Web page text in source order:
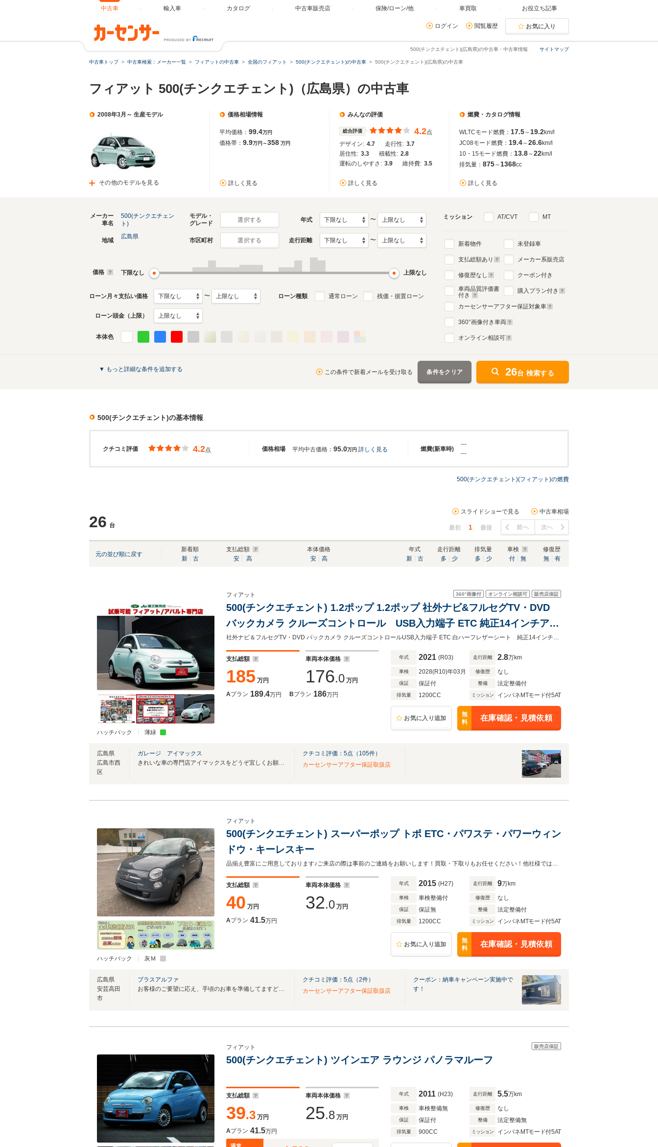
中古車 輸入車 カタログ 中古車販売店 保険/ローン/他 車買取 お役立ち記事
ログイン 閲覧履歴 お気に入り
サイトマップ
500(チンクエチェント)(広島県)の中古車・中古車情報
中古車トップ 中古車検索：メーカー一覧 フィアットの中古車 全国のフィアット 500(チンクエチェント)の中古車 500(チンクエチェント)(広島県)の中古車
フィアット 500(チンクエチェント)（広島県）の中古車
2008年3月～ 生産モデル
その他のモデルを見る
価格相場情報
平均価格： 99.4万円
価格帯： 9.9万円～358 万円
詳しく見る
みんなの評価
総合評価 4.2点
デザイン: 4.7 走行性: 3.7
居住性: 3.3 積載性: 2.8
運転のしやすさ: 3.9 維持費: 3.5
詳しく見る
燃費・カタログ情報
WLTCモード燃費： 17.5～ 19.2km/l
JC08モード燃費： 19.4～26.6km/l
10・15モード燃費： 13.8～22km/l
排気量： 875～ 1368cc
詳しく見る
1957年1月～1977年12月
生産モデル
500(チンクエチェント)のカタログを見る
メーカー
車名
500(チンクエチェン
ト)
モデル・
グレード
選択する 年式 〜
地域
広島県
市区町村 選択する 走行距離 〜
価格 下限なし 上限なし
ローン月々支払い価格 〜 ローン種類 通常ローン 残価・据置ローン
ローン頭金（上限）
本体色
ミッション AT/CVT MT
新着物件
支払総額あり
修復歴なし
車両品質評価書
付き
未登録車
メーカー系販売店
クーポン付き
購入プラン付き
カーセンサーアフター保証対象車
360°画像付き車両
オンライン相談可
▼ もっと詳細な条件を追加する この条件で新着メールを受け取る 条件をクリア 26台 検索する
500(チンクエチェント)の基本情報
クチコミ評価 価格相場 燃費(新車時)
4.2点 平均中古価格： 95.0万円 詳しく見る
---
---
500(チンクエチェント)(フィアット)の燃費
26 台
スライドショーで見る 中古車相場
最初 1 最後 前へ 次へ
元の並び順に戻す
新着順
新
古
支払総額
安
高
本体価格
安
高
年式
新
古
走行距離
多
少
排気量
多
少
車検
付
無
修復歴
無
有
ハッチバック 薄緑
360°画像付 オンライン相談可 販売店保証
フィアット
500(チンクエチェント) 1.2ポップ 1.2ポップ 社外ナビ&フルセグTV・DVD
バックカメラ クルーズコントロール USB入力端子 ETC 純正14インチアル
ミホイール 白ハーフレザーシート
社外ナビ＆フルセグTV・DVD バックカメラ クルーズコントロールUSB入力端子 ETC 白ハーフレザーシート 純正14インチアルミホイール
支払総額
185 万円
車両本体価格
176.0 万円
Aプラン 189.4万円 Bプラン 186万円
年式 2021 (R03) 走行距離 2.8万km
車検 2028(R10)年03月 修復歴 なし
保証 保証付 整備 法定整備付
排気量 1200CC ミッション インパネMTモード付5AT
お気に入り追加
無
料
在庫確認・見積依頼
広島県
広島市西
区
ガレージ アイマックス
きれいな車の専門店アイマックスをどうぞ宜しくお願い致します。
クチコミ評価： 5点（ 105件）
カーセンサーアフター保証取扱店
ハッチバック 灰Ｍ
フィアット
500(チンクエチェント) スーパーポップ トポ ETC・パワステ・パワーウィン
ドウ・キーレスキー
品揃え豊富にご用意しております♪ご来店の際は事前のご連絡をお願いします！買取・下取りもお任せください！他社様では引き受けてもらえなかったお車も、一度弊社にお持ちください！
支払総額
40 万円
車両本体価格
32.0 万円
Aプラン 41.5万円
年式 2015 (H27) 走行距離 9万km
車検 車検整備付 修復歴 なし
保証 保証無 整備 法定整備付
排気量 1200CC ミッション インパネMTモード付5AT
お気に入り追加
無
料
在庫確認・見積依頼
広島県
安芸高田
市
プラスアルファ
お客様のご要望に応え、手頃のお車を準備してますどうぞお気軽にお問い合わせください
クチコミ評価： 5点（2件）
カーセンサーアフター保証取扱店
クーポン：納車キャンペーン実施中で
す！
販売店保証
フィアット
500(チンクエチェント) ツインエア ラウンジ パノラマルーフ
支払総額
39.3 万円
車両本体価格
25.8 万円
Aプラン 41.5万円
年式 2011 (H23) 走行距離 5.5万km
車検 車検整備無 修復歴 なし
保証 保証付 整備 法定整備無
排気量 900CC ミッション インパネMTモード付5AT